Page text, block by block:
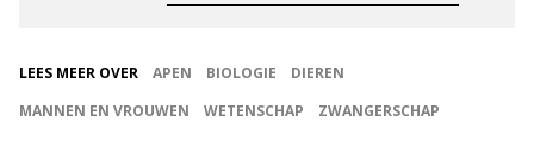
LEES MEER OVER APEN BIOLOGIE
DIEREN
MANNEN EN VROUWEN
WETENSCHAP ZWANGERSCHAP